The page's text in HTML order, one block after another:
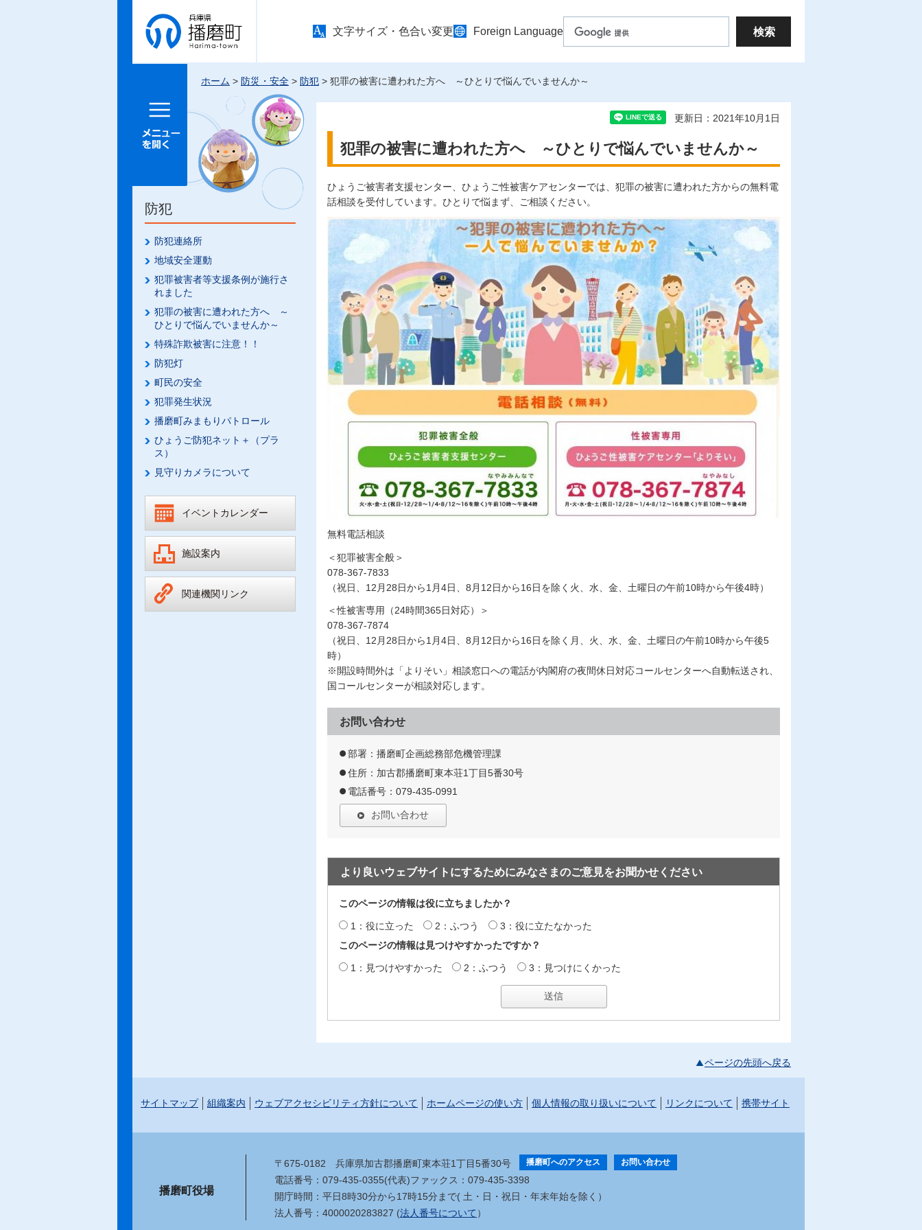
兵庫県 播
磨町
文字サイズ・色合い変更 Foreign Language
メニュー
ホーム > 防災・安全 > 防犯 > 犯罪の被害に遭われた方へ ～ひとりで悩んでいませんか～
防犯
防犯連絡所
地域安全運動
犯罪被害者等支援条例が施行さ
れました
犯罪の被害に遭われた方へ ～
ひとりで悩んでいませんか～
特殊詐欺被害に注意！！
防犯灯
町民の安全
犯罪発生状況
播磨町みまもりパトロール
ひょうご防犯ネット＋（プラ
ス）
見守りカメラについて
イベントカレンダー
施設案内
関連機関リンク
更新日：2021年10月1日
犯罪の被害に遭われた方へ ～ひとりで悩んでいませんか～
ひょうご被害者支援センター、ひょうご性被害ケアセンターでは、犯罪の被害に遭われた方からの無料電
話相談を受付しています。ひとりで悩まず、ご相談ください。
無料電話相談
＜犯罪被害全般＞
078-367-7833
（祝日、12月28日から1月4日、8月12日から16日を除く火、水、金、土曜日の午前10時から午後4時）
＜性被害専用（24時間365日対応）＞
078-367-7874
（祝日、12月28日から1月4日、8月12日から16日を除く月、火、水、金、土曜日の午前10時から午後5
時）
※開設時間外は「よりそい」相談窓口への電話が内閣府の夜間休日対応コールセンターへ自動転送され、
国コールセンターが相談対応します。
お問い合わせ
部署：播磨町企画総務部危機管理課
住所：加古郡播磨町東本荘1丁目5番30号
電話番号：079-435-0991
お問い合わせ
より良いウェブサイトにするためにみなさまのご意見をお聞かせください
このページの情報は役に立ちましたか？
1：役に立った 2：ふつう
3：役に立たなかった
このページの情報は見つけやすかったですか？
1：見つけやすかった 2：ふつう 3：見つけにくかった
ページの先頭へ戻る
サイトマップ 組織案内 ウェブアクセシビリティ方針について ホームページの使い方 個人情報の取り扱いについて リンクについて 携帯サイト
播磨町役場
〒675-0182 兵庫県加古郡播磨町東本荘1丁目5番30号 播磨町へのアクセス お問い合わせ
電話番号：079-435-0355(代表)ファックス：079-435-3398
開庁時間：平日8時30分から17時15分まで( 土・日・祝日・年末年始を除く）
法人番号：4000020283827 (法人番号について ）